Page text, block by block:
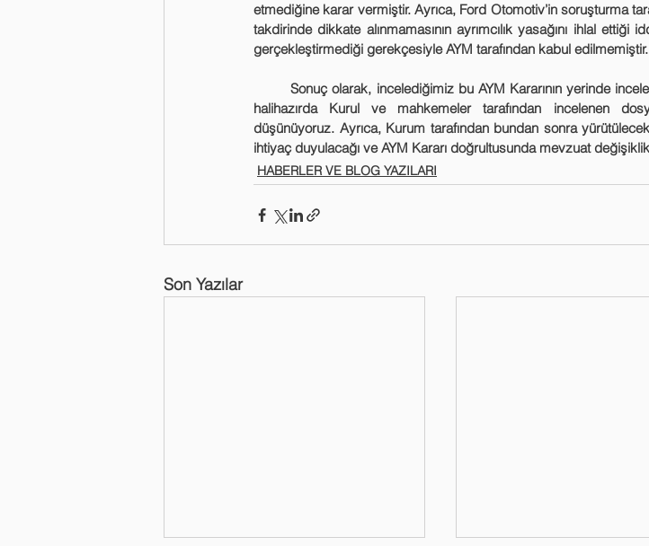
etmediğine karar vermiştir. Ayrıca, Ford Otomotiv’in soruşturma
takdirinde dikkate alınmamasının ayrımcılık yasağını ihlal
gerçekleştirmediği gerekçesiyle AYM tarafından kabul edilmemiştir.
	Sonuç olarak, incelediğimiz bu AYM Kararının yerinde incelemenin engellenmesi davranışına ilişkin olarak
halihazırda Kurul ve mahkemeler tarafından incelenen
düşünüyoruz. Ayrıca, Kurum tarafından bundan sonra
ihtiyaç duyulacağı ve AYM Kararı doğrultusunda mevzuat
HABERLER VE BLOG YAZILARI
Son Yazılar